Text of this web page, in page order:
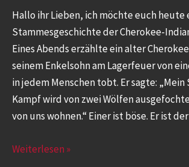
Hallo ihr Lieben, ich möchte euch heute
Stammesgeschichte der Cherokee-
Eines Abends erzählte ein alter
seinem Enkelsohn am Lagerfeuer von
in jedem Menschen tobt. Er sagte: „Mein
Kampf wird von zwei Wölfen
von uns wohnen.“ Einer ist böse. Er ist
Weiterlesen »